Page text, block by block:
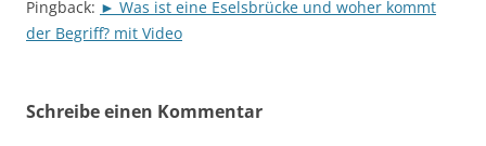
Pingback: ► Was ist eine Eselsbrücke und woher kommt
der Begriff? mit Video
Schreibe einen Kommentar